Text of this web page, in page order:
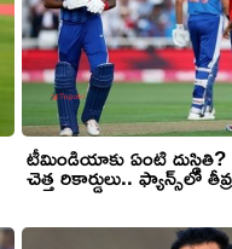
టీమిండియాకు ఏంటి దుస్థితి?
చెత్త రికార్డులు.. ఫ్యాన్స్‌లో